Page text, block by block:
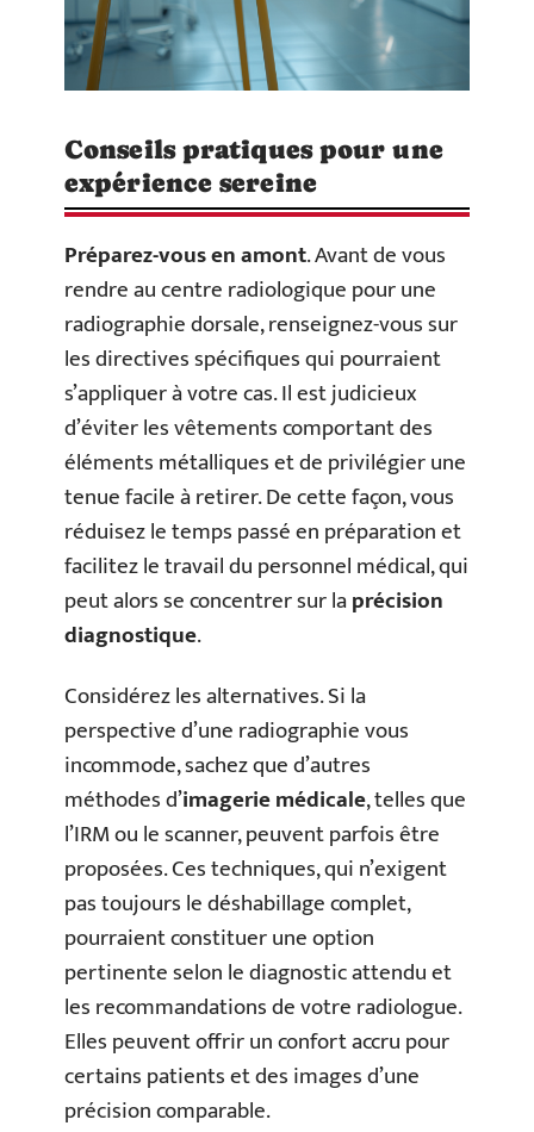
Conseils pratiques pour une
expérience sereine
Préparez-vous en amont. Avant de vous
rendre au centre radiologique pour une
radiographie dorsale, renseignez-vous sur
les directives spécifiques qui pourraient
s’appliquer à votre cas. Il est judicieux
d’éviter les vêtements comportant des
éléments métalliques et de privilégier une
tenue facile à retirer. De cette façon, vous
réduisez le temps passé en préparation et
facilitez le travail du personnel médical, qui
peut alors se concentrer sur laprécision
diagnostique.
Considérez les alternatives. Si la
perspective d’une radiographie vous
incommode, sachez que d’autres
méthodes d’imagerie médicale, telles que
l’IRM ou le scanner, peuvent parfois être
proposées. Ces techniques, qui n’exigent
pas toujours le déshabillage complet,
pourraient constituer une option
pertinente selon le diagnostic attendu et
les recommandations de votre radiologue.
Elles peuvent offrir un confort accru pour
certains patients et des images d’une
précision comparable.